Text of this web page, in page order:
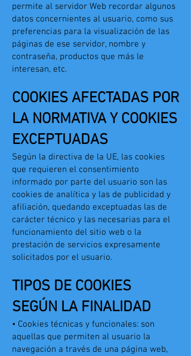
permite al servidor Web recordar algunos
datos concernientes al usuario, como sus
preferencias para la visualización de las
páginas de ese servidor, nombre y
contraseña, productos que más le
interesan, etc.
COOKIES AFECTADAS POR
LA NORMATIVA Y COOKIES
EXCEPTUADAS
Según la directiva de la UE, las cookies
que requieren el consentimiento
informado por parte del usuario son las
cookies de analítica y las de publicidad y
afiliación, quedando exceptuadas las de
carácter técnico y las necesarias para el
funcionamiento del sitio web o la
prestación de servicios expresamente
solicitados por el usuario.
TIPOS DE COOKIES
SEGÚN LA FINALIDAD
• Cookies técnicas y funcionales: son
aquellas que permiten al usuario la
navegación a través de una página web,